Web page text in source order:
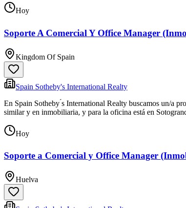
Hoy
Soporte A Comercial Y Office Manager
Kingdom Of Spain
Spain Sotheby's International Realty
En Spain Sotheby ́s International Realty buscamos un/a
similar y en inmobiliaria, y para la oficina está en
Hoy
Soporte a Comercial y Office Manager
Huelva